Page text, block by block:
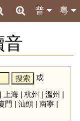
粵
普
或
上海| 杭州 | 溫州 |
門 | 汕頭| 南寧|